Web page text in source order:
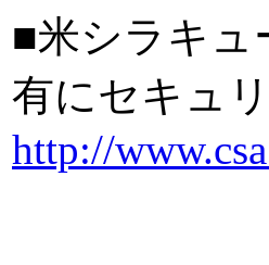
■米シラキュ
有にセキュ
http://